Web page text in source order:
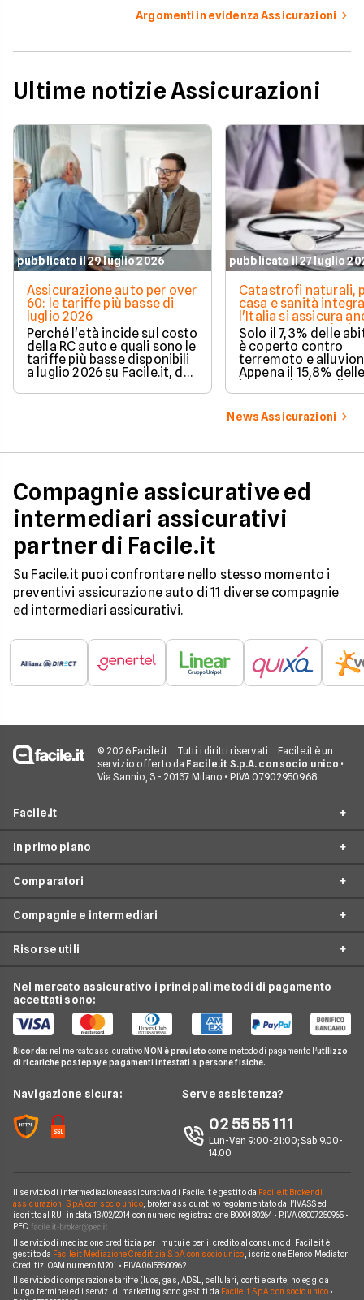
Argomenti in evidenza Assicurazioni
Ultime notizie Assicurazioni
pubblicato il 29 luglio 2026
Assicurazione auto per over
60: le tariffe più basse di
luglio 2026
Perché l'età incide sul costo
della RC auto e quali sono le
tariffe più basse disponibili
a luglio 2026 su Facile.it, da
106,32€ annui.
pubblicato il 27 luglio
Catastrofi naturali,
casa e sanità
l'Italia si assicura
troppo poco. I dati
Solo il 7,3% delle
è coperto contro
terremoto e
Appena il 15,8%
imprese ha la polizza
catastrofale
dati ANIA 2025 sul
assicurativo
News Assicurazioni
Compagnie assicurative ed
intermediari assicurativi
partner di Facile.it
Su Facile.it puoi confrontare nello stesso momento i
preventivi assicurazione auto di 11 diverse compagnie
ed intermediari assicurativi.
© 2026 Facile.it Tutti i diritti riservati
Facile.it è un
servizio offerto da Facile.it S.p.A. con socio unico •
Via Sannio, 3 - 20137 Milano • P.IVA 07902950968
Facile.it
Assicurazioni
Prestiti
Conti e Carte
Telefonia Mobile
Pay TV
Noleggio Lungo Termine
News
Chi siamo
Perché scegliere Facile.it
Mappa del sito
In primo piano
Assicurazioni online
Assicurazione Auto
Assicurazione Moto
Assicurazione Casa
Assicurazione Vita
Assicurazione Mutuo
Assicurazione Avvocati
Assicurazione Infortuni
Assicurazione Autocarro
Comparatori
Preventivo assicurazione auto
Preventivo Assicurazione Moto
Preventivo Assicurazione Casa
Preventivo Assicurazione Vita
Preventivo Assicurazione Viaggio
Compagnie e intermediari
Bene Assicurazioni
ConTe
Genertel
Allianz Direct
Linear
Prima.it
Quixa
UnipolSai
Allianz
Compagnie e intermediari
Risorse utili
Osservatorio Assicurazioni
Guida Assicurazioni
Agenzie Assicurative
Domande Assicurazioni
Glossario Assicurativo
Notizie Assicurazioni
Nel mercato assicurativo i principali metodi di pagamento
accettati sono:
Ricorda: nel mercato assicurativo NON è previsto come metodo di pagamento l'utilizzo
di ricariche postepay e pagamenti intestati a persone fisiche.
Navigazione sicura: Serve assistenza?
02 55 55 111
Lun-Ven 9:00-21:00; Sab 9.00-
14.00
Il servizio di intermediazione assicurativa di Facile.it è gestito da Facile.it Broker di
assicurazioni S.p.A. con socio unico, broker assicurativo regolamentato dall'IVASS ed
iscritto al RUI in data 13/02/2014 con numero registrazione B000480264 • P.IVA 08007250965 •
PEC
Il servizio di mediazione creditizia per i mutui e per il credito al consumo di Facile.it è
gestito da Facile.it Mediazione Creditizia S.p.A. con socio unico , iscrizione Elenco Mediatori
Creditizi OAM numero M201 • P.IVA 06158600962
Il servizio di comparazione tariffe (luce, gas, ADSL, cellulari, conti e carte, noleggio a
lungo termine) ed i servizi di marketing sono gestiti da Facile.it S.p.A. con socio unico•